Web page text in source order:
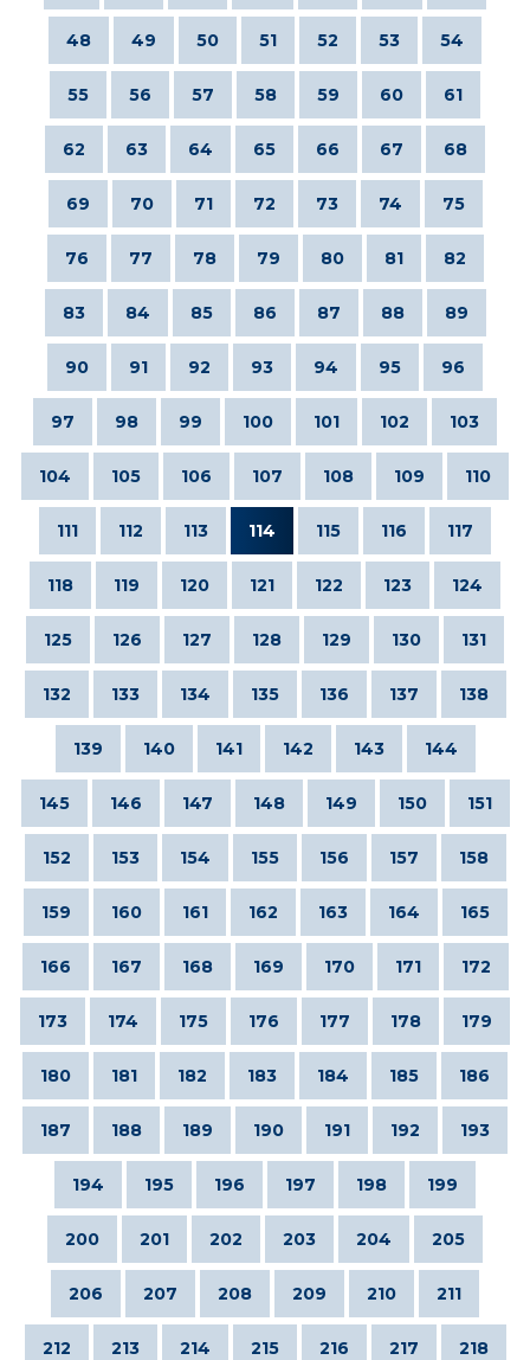
48 49 50 51 52 53 54
55 56 57 58 59 60 61
62 63 64 65 66 67 68
69 70 71 72 73 74 75
76 77 78 79 80 81 82
83 84 85 86 87 88 89
90 91 92 93 94 95 96
97 98 99 100 101 102 103
104 105 106 107 108 109 110
111 112 113 114 115 116 117
118 119 120 121 122 123 124
125 126 127 128 129 130 131
132 133 134 135 136 137 138
139 140 141 142 143 144
145 146 147 148 149 150 151
152 153 154 155 156 157 158
159 160 161 162 163 164 165
166 167 168 169 170 171 172
173 174 175 176 177 178 179
180 181 182 183 184 185 186
187 188 189 190 191 192 193
194 195 196 197 198 199
200 201 202 203 204 205
206 207 208 209 210 211
212 213 214 215 216 217 218